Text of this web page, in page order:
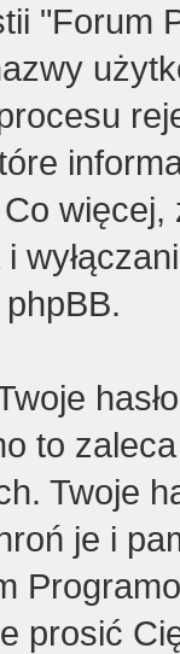
"Forum
i
to
Twoje
je i
prosić